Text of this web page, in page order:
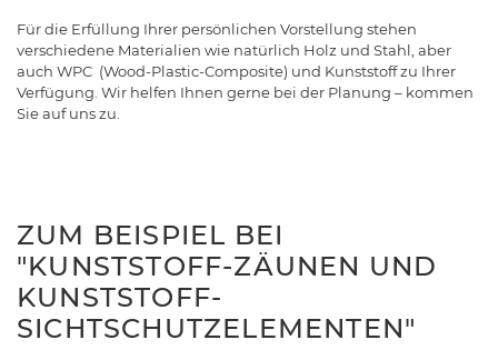
Für die Erfüllung Ihrer persönlichen Vorstellung stehen
verschiedene Materialien wie natürlich Holz und Stahl, aber
auch WPC (Wood-Plastic-Composite) und Kunststoff zu Ihrer
Verfügung. Wir helfen Ihnen gerne bei der Planung – kommen
Sie auf uns zu.
ZUM BEISPIEL BEI
"KUNSTSTOFF-ZÄUNEN UND
KUNSTSTOFF-
SICHTSCHUTZELEMENTEN"